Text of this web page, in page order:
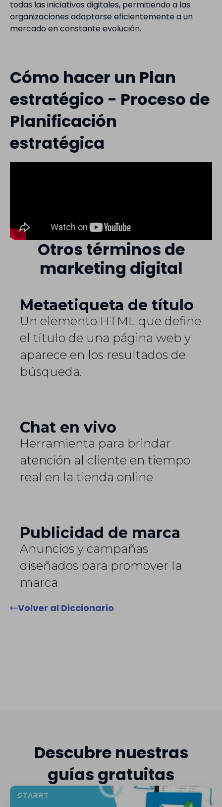
todas las iniciativas digitales, permitiendo a las
organizaciones adaptarse eficientemente a un
mercado en constante evolución.
Cómo hacer un Plan
estratégico - Proceso de
Planificación
estratégica
Otros términos de
marketing digital
Metaetiqueta de título
Un elemento HTML que define
el título de una página web y
aparece en los resultados de
búsqueda.
Chat en vivo
Herramienta para brindar
atención al cliente en tiempo
real en la tienda online
Publicidad de marca
Anuncios y campañas
diseñados para promover la
marca
Volver al Diccionario
Descubre nuestras
guías gratuitas